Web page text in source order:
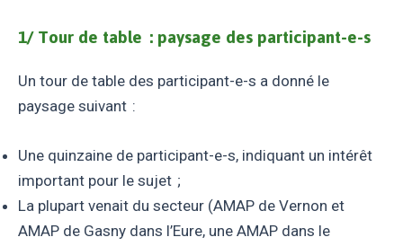
1/ Tour de table : paysage des participant-e-s
Un tour de table des participant-e-s a donné le
paysage suivant :
Une quinzaine de participant-e-s, indiquant un intérêt
important pour le sujet ;
La plupart venait du secteur (AMAP de Vernon et
AMAP de Gasny dans l’Eure, une AMAP dans le